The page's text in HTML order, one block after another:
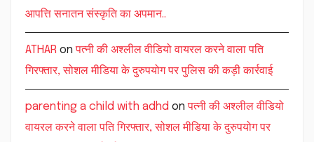
आपत्ति सनातन संस्कृति का अपमान..
ATHAR onपत्नी की अश्लील वीडियो वायरल करने वाला पति
गिरफ्तार, सोशल मीडिया के दुरुपयोग पर पुलिस की कड़ी कार्रवाई
parenting a child with adhd onपत्नी की अश्लील वीडियो
वायरल करने वाला पति गिरफ्तार, सोशल मीडिया के दुरुपयोग पर